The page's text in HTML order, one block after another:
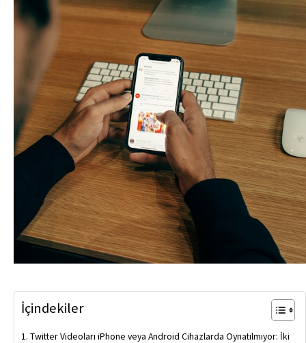
İçindekiler
Twitter Videoları iPhone veya Android Cihazlarda Oynatılmıyor: İki